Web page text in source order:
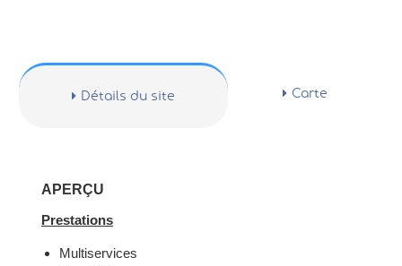
Détails du site Carte
APERÇU
Prestations
Multiservices